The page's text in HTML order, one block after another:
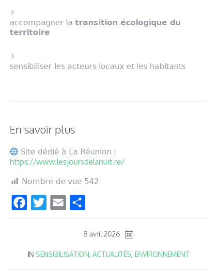
accompagner la transition écologique du
territoire
sensibiliser les acteurs locaux et les habitants
En savoir plus
Site dédié à La Réunion :
https://www.lesjoursdelanuit.re/
Nombre de vue 542
Facebook
Twitter
Email
8 avril 2026
IN SENSIBILISATION, ACTUALITÉS, ENVIRONNEMENT